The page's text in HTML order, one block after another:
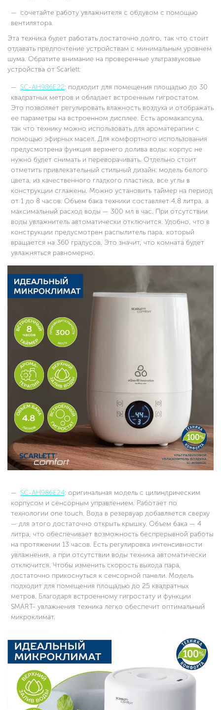
сочетайте работу увлажнителя с обдувом с помощью
вентилятора.
Эта техника будет работать достаточно долго, так что стоит
отдавать предпочтение устройствам с минимальным уровнем
шума. Обратите внимание на проверенные ультразвуковые
устройства от Scarlett:
SC-AH986E22: подходит для помещения площадью до 30
квадратных метров и обладает встроенным гигростатом.
Это позволяет регулировать влажность воздуха и отображать
ее параметры на встроенном дисплее. Есть аромакапсула,
так что технику можно использовать для ароматерапии с
помощью эфирных масел. Для комфортного использования
предусмотрена функция верхнего долива воды: корпус не
нужно будет снимать и переворачивать. Отдельно стоит
отметить привлекательный стильный дизайн: модель белого
цвета, из качественного гладкого пластика, все углы в
конструкции сглажены. Можно установить таймер на период
от 1 до 8 часов. Объем бака техники составляет 4,8 литра, а
максимальный расход воды — 300 мл в час. При отсутствии
воды увлажнитель автоматически отключится. Удобно, что в
конструкции предусмотрен распылитель пара, который
вращается на 360 градусов. Это значит, что комната будет
увлажняться равномерно.
SC-AH986E24: оригинальная модель с цилиндрическим
корпусом и сенсорным управлением. Работает по
технологии one touch. Вода в резервуар добавляется сверху
— для этого достаточно открыть крышку. Объем бака — 4
литра, что обеспечивает возможность беспрерывной работы
на протяжении 13 часов. Есть регулировка интенсивности
увлажнения, а при отсутствии воды техника автоматически
отключится. Чтобы изменить скорость выхода пара,
достаточно прикоснуться к сенсорной панели. Модель
подходит для помещения площадью до 25 квадратных
метров. Благодаря встроенному гигростату и функции
SMART- увлажнения техника легко обеспечит оптимальный
микроклимат.